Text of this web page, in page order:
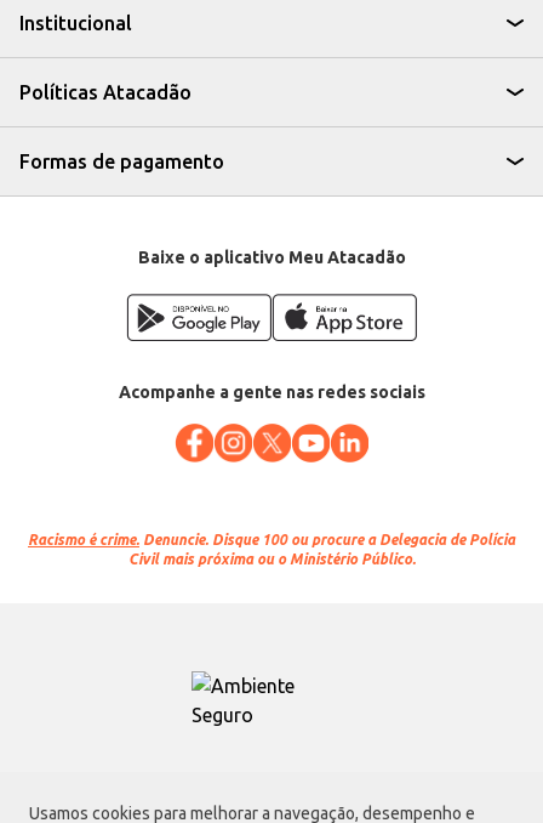
Usamos cookies para melhorar a navegação, desempenho e
Institucional
Políticas Atacadão
Formas de pagamento
Baixe o aplicativo Meu Atacadão
Acompanhe a gente nas redes sociais
Racismo é crime. Denuncie. Disque 100 ou procure a Delegacia de Polícia
Civil mais próxima ou o Ministério Público.
Atacadão S.A.